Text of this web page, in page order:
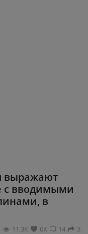
выражают
с вводимыми
в
3
14
0К
11.3К